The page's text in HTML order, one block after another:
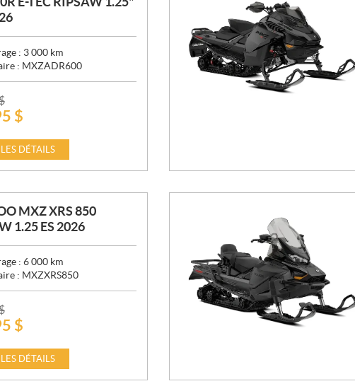
: 3 000 km
: MXZADR600
$
DÉTAILS
MXZ XRS 850
1.25 ES 2026
: 6 000 km
: MXZXRS850
$
DÉTAILS